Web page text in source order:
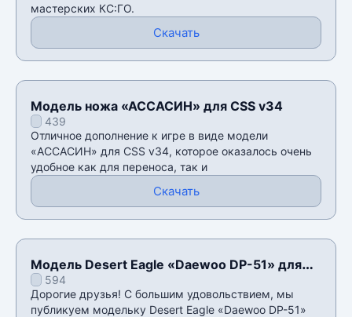
мастерских КС:ГО.
Скачать
Модель ножа «АССАСИН» для CSS v34
439
Отличное дополнение к игре в виде модели
«АССАСИН» для CSS v34, которое оказалось очень
удобное как для переноса, так и
Скачать
Модель Desert Eagle «Daewoo DP-51» для
CSS v34
594
Дорогие друзья! С большим удовольствием, мы
публикуем модельку Desert Eagle «Daewoo DP-51»